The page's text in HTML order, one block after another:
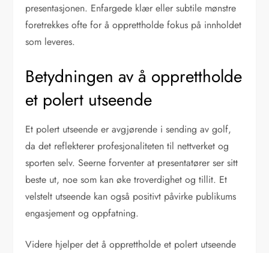
presentasjonen. Enfargede klær eller subtile mønstre
foretrekkes ofte for å opprettholde fokus på innholdet
som leveres.
Betydningen av å opprettholde
et polert utseende
Et polert utseende er avgjørende i sending av golf,
da det reflekterer profesjonaliteten til nettverket og
sporten selv. Seerne forventer at presentatører ser sitt
beste ut, noe som kan øke troverdighet og tillit. Et
velstelt utseende kan også positivt påvirke publikums
engasjement og oppfatning.
Videre hjelper det å opprettholde et polert utseende